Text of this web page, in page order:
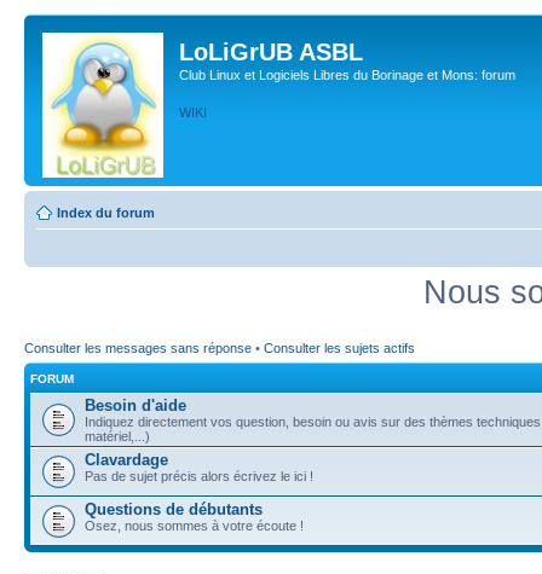
LoLiGrUB ASBL
Club Linux et Logiciels Libres du Borinage et Mons: forum
WIKI
Index du forum
Nous
Consulter les messages sans réponse • Consulter les sujets actifs
FORUM
Besoin d'aide
Indiquez directement vos question, besoin ou avis sur des thèmes
matériel,...)
Clavardage
Pas de sujet précis alors écrivez le ici !
Questions de débutants
Osez, nous sommes à votre écoute !